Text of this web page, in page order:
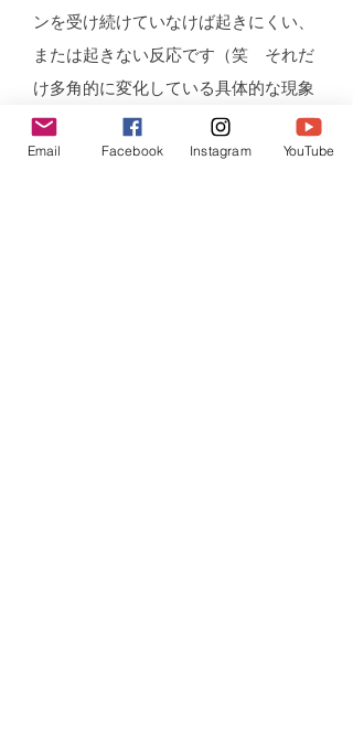
ンを受け続けていなけば起きにくい、
または起きない反応です（笑 それだ
け多角的に変化している具体的な現象
だと捉える、そういう風に関わるのが
理想的です。
Email Facebook Instagram YouTube